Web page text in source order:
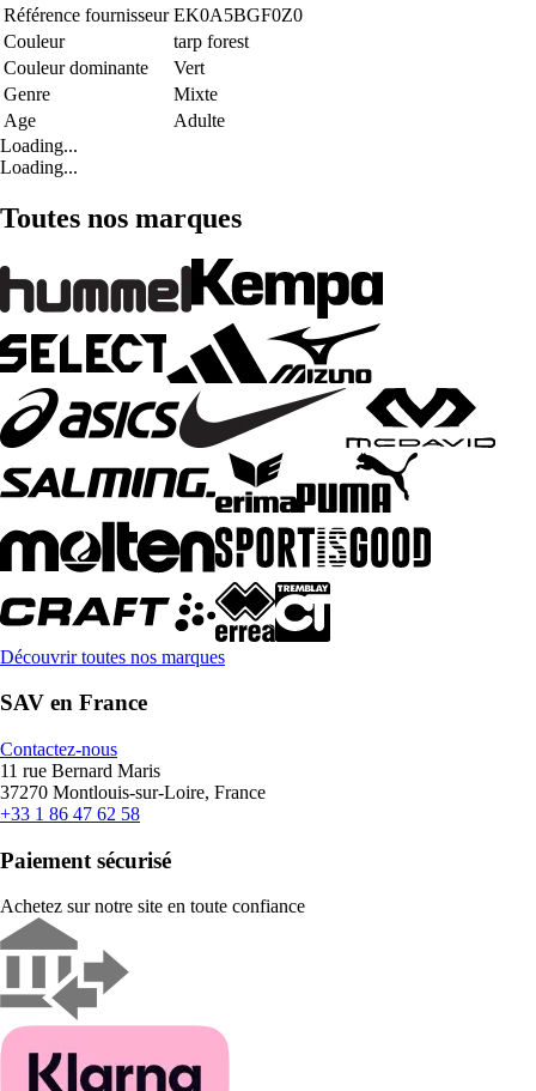
Référence fournisseur EK0A5BGF0Z0
Couleur
tarp forest
Couleur dominante
Vert
Genre
Mixte
Age
Adulte
Loading...
Loading...
Toutes nos marques
Découvrir toutes nos marques
SAV en France
Contactez-nous
11 rue Bernard Maris
37270 Montlouis-sur-Loire, France
+33 1 86 47 62 58
Paiement sécurisé
Achetez sur notre site en toute confiance